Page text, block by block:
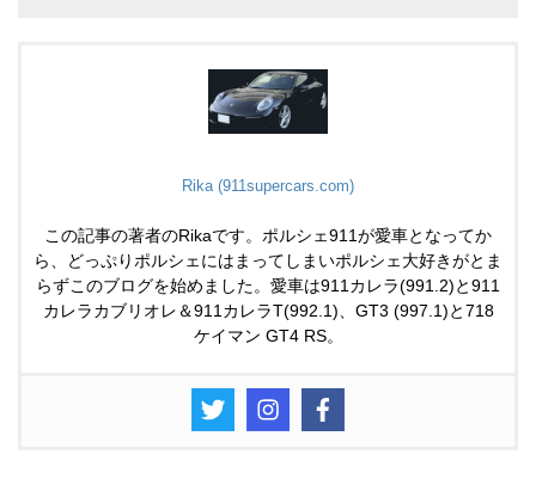
Rika (911supercars.com)
この記事の著者のRikaです。ポルシェ911が愛車となってか
ら、どっぷりポルシェにはまってしまいポルシェ大好きがとま
らずこのブログを始めました。愛車は911カレラ(991.2)と911
カレラカブリオレ＆911カレラT(992.1)、GT3 (997.1)と718
ケイマン GT4 RS。